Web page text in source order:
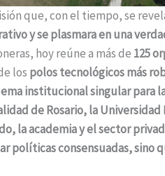
que, con el tiempo, se
y se plasmara en una
hoy reúne a más de 125
los polos tecnológicos más
institucional singular para
de Rosario, la Universidad
la academia y el sector
políticas consensuadas, sino